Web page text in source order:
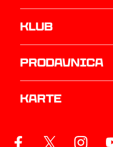
Klub
prodavnica
Karte